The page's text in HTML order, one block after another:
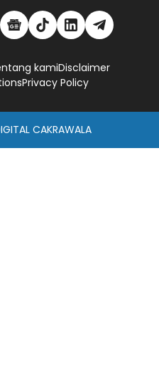
kamiDisclaimer
Privacy Policy
CAKRAWALA